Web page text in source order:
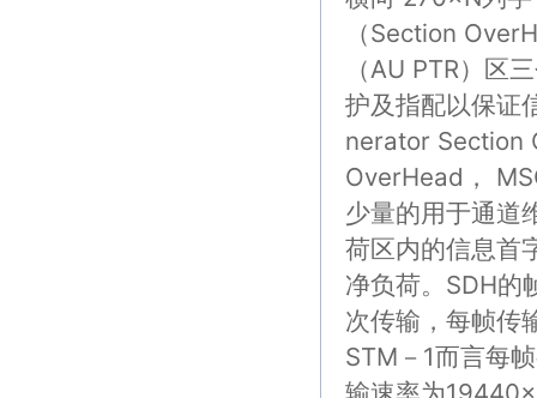
（Section
（AU PTR）区
护及指配以保证
nerator Section
OverHead，
少量的用于通道
荷区内的信息首
净负荷。SDH的
次传输，每帧传
STM－1而言每